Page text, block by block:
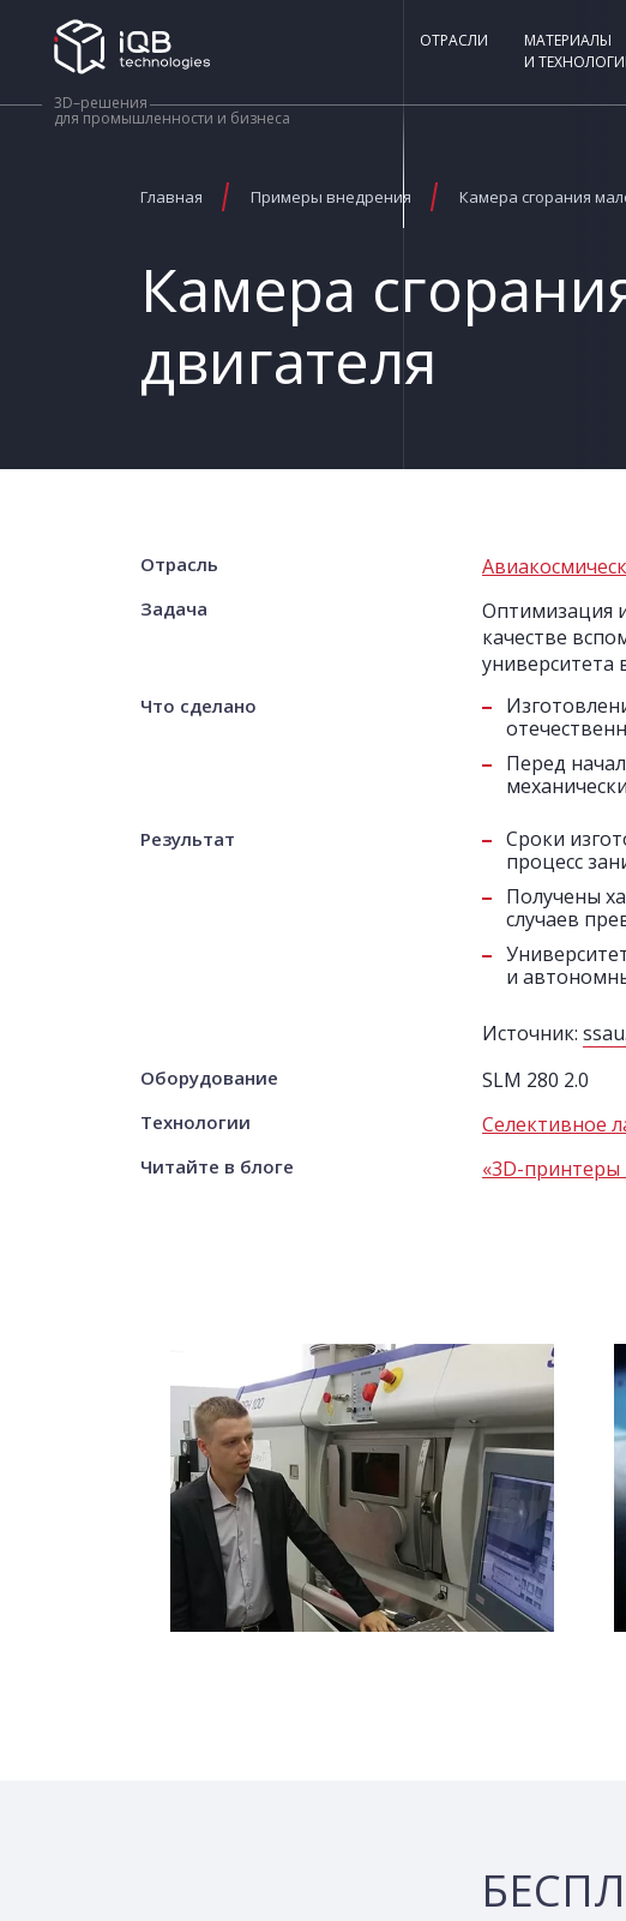
3D–решения
для промышленности и бизнеса
ОТРАСЛИ
МАТЕРИАЛЫ
И
Главная Примеры внедрения Камера сгорания
Камера
двигателя
Отрасль
Задача
Оптимизация
качестве
университета
Что сделано
Перед
Результат
Сроки
процесс
Получены
случаев
и
Источник:
Оборудование SLM 280 2.0
Технологии Селективное
Читайте в блоге «3D-принтеры